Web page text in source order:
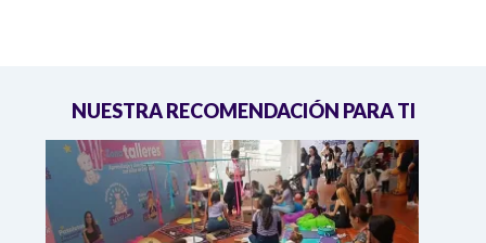
NUESTRA RECOMENDACIÓN PARA TI